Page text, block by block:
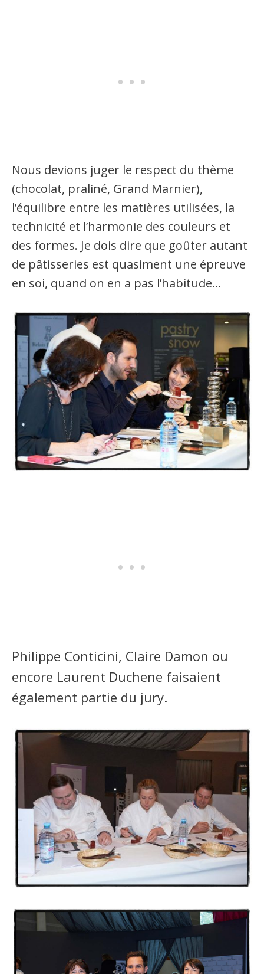
Nous devions juger le respect du thème
(chocolat, praliné, Grand Marnier),
l’équilibre entre les matières utilisées, la
technicité et l’harmonie des couleurs et
des formes. Je dois dire que goûter autant
de pâtisseries est quasiment une épreuve
en soi, quand on en a pas l’habitude…
Philippe Conticini, Claire Damon ou
encore Laurent Duchene faisaient
également partie du jury.